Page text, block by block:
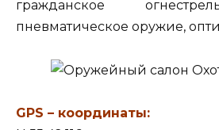
гражданское
пневматическое оружие,
GPS – координаты: